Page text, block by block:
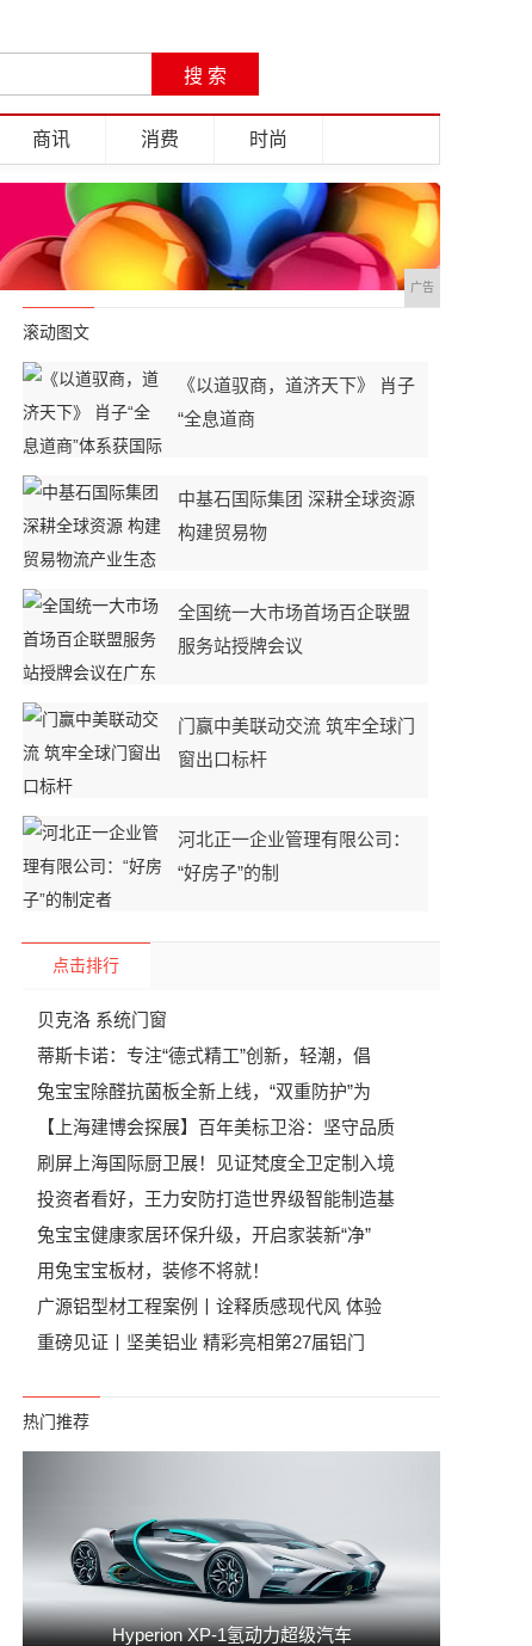
商讯 消费 时尚
广告
滚动图文
《以道驭商，道济天下》 肖子
“全息道商
中基石国际集团 深耕全球资源
构建贸易物
全国统一大市场首场百企联盟
服务站授牌会议
门赢中美联动交流 筑牢全球门
窗出口标杆
河北正一企业管理有限公司：
“好房子”的制
点击排行
贝克洛 系统门窗
蒂斯卡诺：专注“德式精工”创新，轻潮，倡
兔宝宝除醛抗菌板全新上线，“双重防护”为
【上海建博会探展】百年美标卫浴：坚守品质
刷屏上海国际厨卫展！见证梵度全卫定制入境
投资者看好，王力安防打造世界级智能制造基
兔宝宝健康家居环保升级，开启家装新“净”
用兔宝宝板材，装修不将就！
广源铝型材工程案例丨诠释质感现代风 体验
重磅见证丨坚美铝业 精彩亮相第27届铝门
热门推荐
Hyperion XP-1氢动力超级汽车